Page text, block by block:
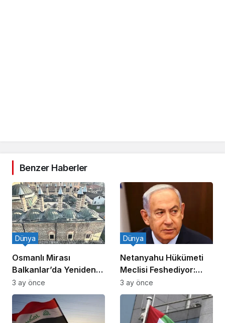
Benzer Haberler
Osmanlı Mirası
Balkanlar’da Yeniden
Canlanıyor
Dünya
3 ay önce
Netanyahu Hükümeti
Meclisi Feshediyor:
Erken Seçim!
Dünya
3 ay önce